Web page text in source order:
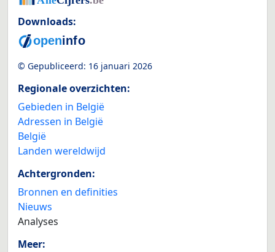
Downloads:
© Gepubliceerd: 16 januari 2026
Regionale overzichten:
Gebieden in België
Adressen in België
België
Landen wereldwijd
Achtergronden:
Bronnen en definities
Nieuws
Analyses
Meer: